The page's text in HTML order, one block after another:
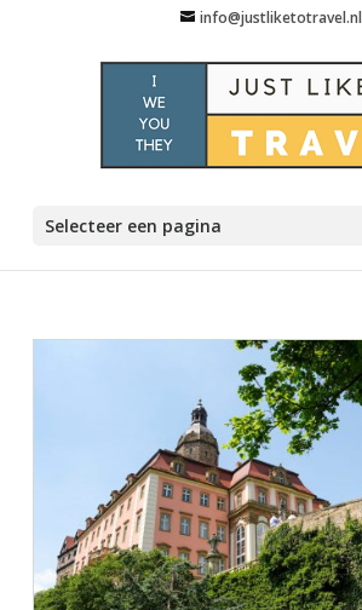
info@justliketotravel.nl
Selecteer een pagina